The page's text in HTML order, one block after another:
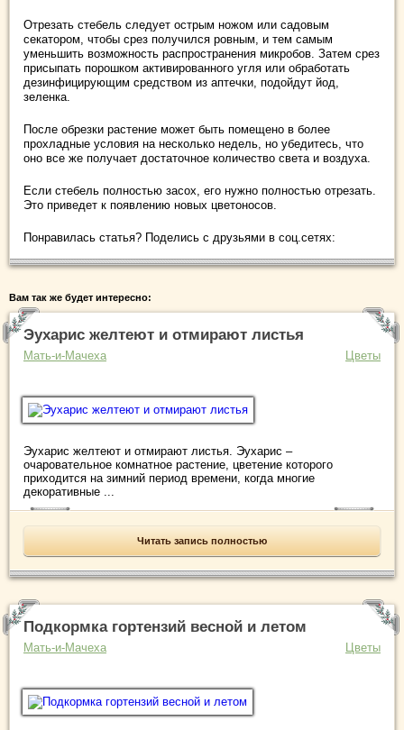
Отрезать стебель следует острым ножом или садовым
секатором, чтобы срез получился ровным, и тем самым
уменьшить возможность распространения микробов. Затем срез
присыпать порошком активированного угля или обработать
дезинфицирующим средством из аптечки, подойдут йод,
зеленка.
После обрезки растение может быть помещено в более
прохладные условия на несколько недель, но убедитесь, что
оно все же получает достаточное количество света и воздуха.
Если стебель полностью засох, его нужно полностью отрезать.
Это приведет к появлению новых цветоносов.
Понравилась статья? Поделись с друзьями в соц.сетях:
Вам так же будет интересно:
Эухарис желтеют и отмирают листья
Мать-и-Мачеха Цветы
Эухарис желтеют и отмирают листья. Эухарис –
очаровательное комнатное растение, цветение которого
приходится на зимний период времени, когда многие
декоративные ...
Читать запись полностью
Подкормка гортензий весной и летом
Мать-и-Мачеха Цветы